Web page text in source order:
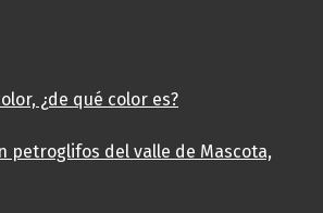
¿de qué color es?
petroglifos del valle de Mascota,